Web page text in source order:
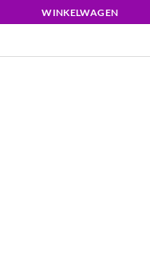
WINKELWAGEN